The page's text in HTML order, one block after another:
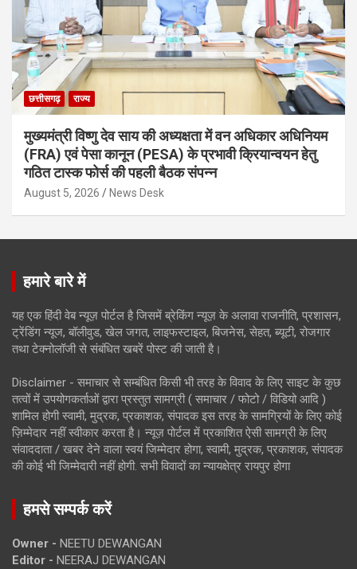
छत्तीसगढ़ राज्य
मुख्यमंत्री विष्णु देव साय की अध्यक्षता में वन अधिकार अधिनियम
(FRA) एवं पेसा कानून (PESA) के प्रभावी क्रियान्वयन हेतु
गठित टास्क फोर्स की पहली बैठक संपन्न
August 5, 2026 News Desk
हमारे बारे में
यह एक हिंदी वेब न्यूज़ पोर्टल है जिसमें ब्रेकिंग न्यूज़ के अलावा राजनीति, प्रशासन,
ट्रेंडिंग न्यूज, बॉलीवुड, खेल जगत, लाइफस्टाइल, बिजनेस, सेहत, ब्यूटी, रोजगार
तथा टेक्नोलॉजी से संबंधित खबरें पोस्ट की जाती है।
Disclaimer - समाचार से सम्बंधित किसी भी तरह के विवाद के लिए साइट के कुछ
तत्वों में उपयोगकर्ताओं द्वारा प्रस्तुत सामग्री ( समाचार / फोटो / विडियो आदि )
शामिल होगी स्वामी, मुद्रक, प्रकाशक, संपादक इस तरह के सामग्रियों के लिए कोई
ज़िम्मेदार नहीं स्वीकार करता है। न्यूज़ पोर्टल में प्रकाशित ऐसी सामग्री के लिए
संवाददाता / खबर देने वाला स्वयं जिम्मेदार होगा, स्वामी, मुद्रक, प्रकाशक, संपादक
की कोई भी जिम्मेदारी नहीं होगी. सभी विवादों का न्यायक्षेत्र रायपुर होगा
हमसे सम्पर्क करें
Owner - NEETU DEWANGAN
Editor - NEERAJ DEWANGAN